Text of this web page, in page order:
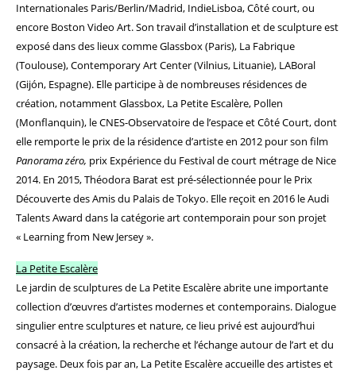
Internationales Paris/Berlin/Madrid, IndieLisboa, Côté court, ou
encore Boston Video Art. Son travail d’installation et de sculpture est
exposé dans des lieux comme Glassbox (Paris), La Fabrique
(Toulouse), Contemporary Art Center (Vilnius, Lituanie), LABoral
(Gijón, Espagne). Elle participe à de nombreuses résidences de
création, notamment Glassbox, La Petite Escalère, Pollen
(Monflanquin), le CNES-Observatoire de l’espace et Côté Court, dont
elle remporte le prix de la résidence d’artiste en 2012 pour son film
Panorama zéro, prix Expérience du Festival de court métrage de Nice
2014. En 2015, Théodora Barat est pré-sélectionnée pour le Prix
Découverte des Amis du Palais de Tokyo. Elle reçoit en 2016 le Audi
Talents Award dans la catégorie art contemporain pour son projet
« Learning from New Jersey ».
La Petite Escalère
Le jardin de sculptures de La Petite Escalère abrite une importante
collection d’œuvres d’artistes modernes et contemporains. Dialogue
singulier entre sculptures et nature, ce lieu privé est aujourd’hui
consacré à la création, la recherche et l’échange autour de l’art et du
paysage. Deux fois par an, La Petite Escalère accueille des artistes et